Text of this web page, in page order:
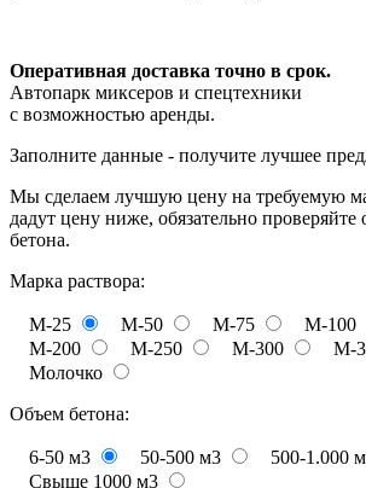
Оперативная доставка точно в срок.
Автопарк миксеров и спецтехники
с возможностью аренды.
Заполните данные - получите лучшее
Мы сделаем лучшую цену на требуемую
дадут цену ниже, обязательно проверяйте
бетона.
Марка раствора:
М-25 М-50 М-75 М-100
М-200
М-250 М-300 М-
Молочко
Объем бетона:
6-50 м3 50-500 м3
500-1.000
Свыше 1000 м3